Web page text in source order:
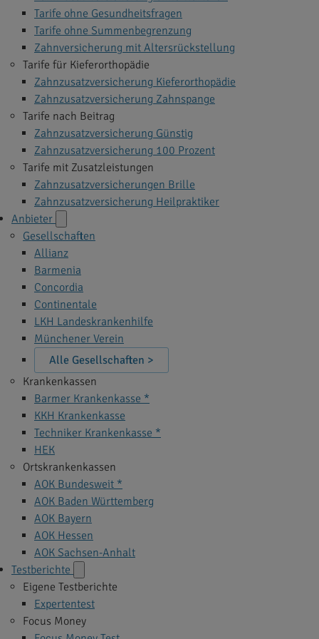
Tarife ohne Gesundheitsfragen
Tarife ohne Summenbegrenzung
Zahnversicherung mit Altersrückstellung
Tarife für Kieferorthopädie
Zahnzusatzversicherung Kieferorthopädie
Zahnzusatzversicherung Zahnspange
Tarife nach Beitrag
Zahnzusatzversicherung Günstig
Zahnzusatzversicherung 100 Prozent
Tarife mit Zusatzleistungen
Zahnzusatzversicherungen Brille
Zahnzusatzversicherung Heilpraktiker
Anbieter
Gesellschaften
Allianz
Barmenia
Concordia
Continentale
LKH Landeskrankenhilfe
Münchener Verein
Alle Gesellschaften >
Krankenkassen
Barmer Krankenkasse *
KKH Krankenkasse
Techniker Krankenkasse *
HEK
Ortskrankenkassen
AOK Bundesweit *
AOK Baden Württemberg
AOK Bayern
AOK Hessen
AOK Sachsen-Anhalt
Testberichte
Eigene Testberichte
Expertentest
Focus Money